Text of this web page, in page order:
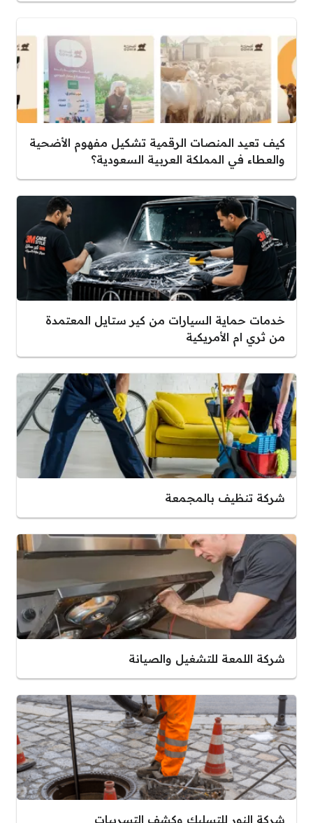
كيف تعيد المنصات الرقمية تشكيل مفهوم الأضحية
والعطاء في المملكة العربية السعودية؟
خدمات حماية السيارات من كير ستايل المعتمدة
من ثري ام الأمريكية
شركة تنظيف بالمجمعة
شركة اللمعة للتشغيل والصيانة
شركة النور للتسليك وكشف التسريبات